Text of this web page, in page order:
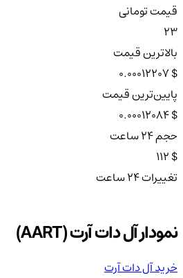
قیمت تومانی
23
بالاترین قیمت
$ 0.00012207
پایین‌ترین قیمت
$ 0.00012084
حجم ۲۴ ساعت
$ 112
تغییرات ۲۴ ساعت
نمودار آل دات آرت (AART)
خرید آل دات آرت